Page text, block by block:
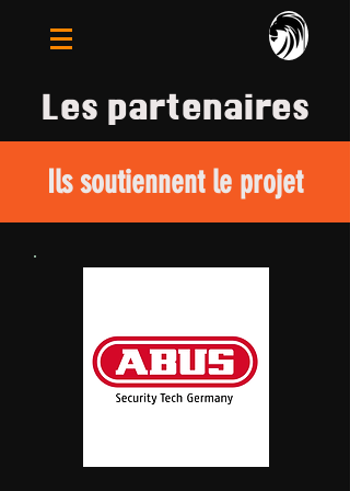
Les partenaires
Ils soutiennent le projet